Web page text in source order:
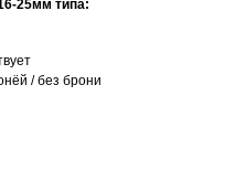
25мм типа:
/ без брони